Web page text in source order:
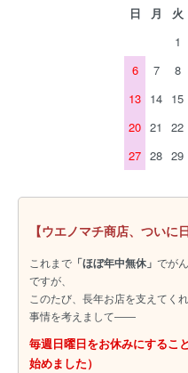
日 月 火
1
6
7 8
13 14 15
20 21 22
27 28 29
【ウエノマチ商店、ついに
これまで 「ほぼ年中無休」 でが
ですが、
このたび、長年お店を支えてく
事情を考えまして――
毎週日曜日をお休みにするこ
始めました）